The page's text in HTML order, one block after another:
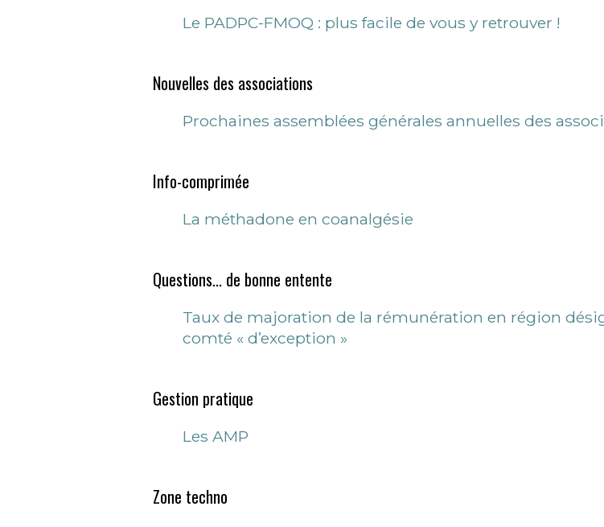
Le PADPC-FMOQ : plus facile de vous y retrouver !
Nouvelles des associations
Prochaines assemblées générales annuelles des
Info-comprimée
La méthadone en coanalgésie
Questions... de bonne entente
Taux de majoration de la rémunération en région
comté « d’exception »
Gestion pratique
Les AMP
Zone techno